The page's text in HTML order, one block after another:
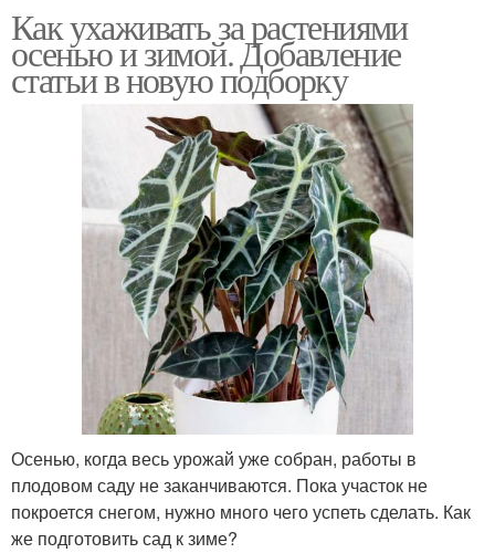
Как ухаживать за растениями
осенью и зимой. Добавление
статьи в новую подборку
Осенью, когда весь урожай уже собран, работы в
плодовом саду не заканчиваются. Пока участок не
покроется снегом, нужно много чего успеть сделать. Как
же подготовить сад к зиме?